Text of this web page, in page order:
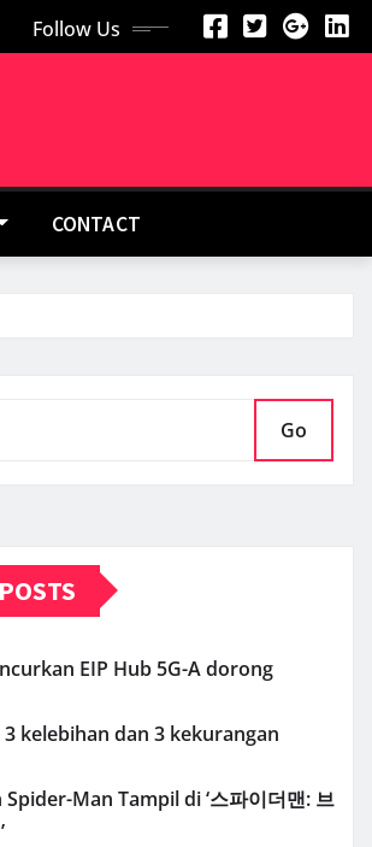
Follow Us
CONTACT
Go
EIP Hub 5G-A dorong
3 kelebihan dan 3 kekurangan
Spider-Man Tampil di ‘스파이더맨: 브